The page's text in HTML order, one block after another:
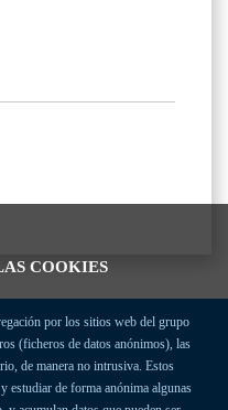
COOKIES
por los sitios web del grupo
(ficheros de datos anónimos), las
de manera no intrusiva. Estos
estudiar de forma anónima algunas